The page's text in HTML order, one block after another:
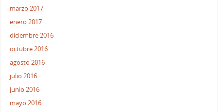
marzo 2017
enero 2017
diciembre 2016
octubre 2016
agosto 2016
julio 2016
junio 2016
mayo 2016